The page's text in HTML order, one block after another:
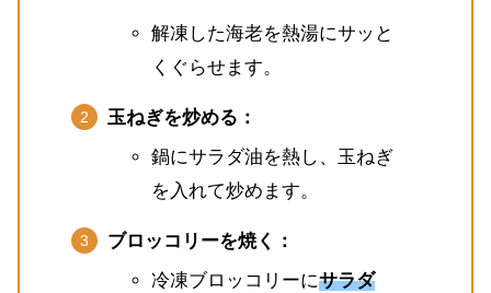
解凍した海老を熱湯にサッと
くぐらせます。
玉ねぎを炒める：
鍋にサラダ油を熱し、玉ねぎ
を入れて炒めます。
ブロッコリーを焼く：
冷凍ブロッコリーにサラダ